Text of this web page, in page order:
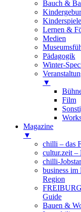
Bauch &
Kinderspiele
Lernen &
Medien
Pädagogik
Winter-
▼
Film
Magazine
▼
chilli – das
cultur.zeit –
chilli-
business im
Region
Guide
Bauen &